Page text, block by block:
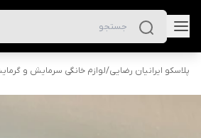
پلاسکو ایرانیان رضایی/لوازم خانگی سرمایش و